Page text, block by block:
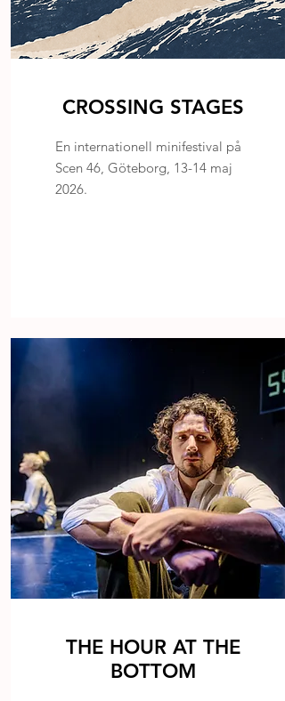
CROSSING STAGES
En internationell minifestival på
Scen 46, Göteborg, 13-14 maj
2026.
THE HOUR AT THE
BOTTOM